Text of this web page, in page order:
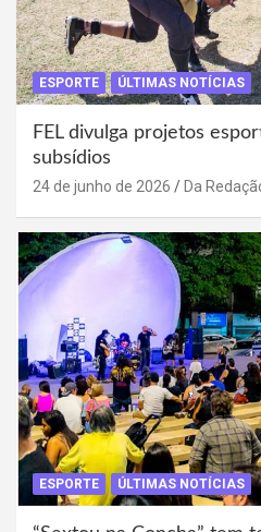
ESPORTE ÚLTIMAS NOTÍCIAS
FEL divulga projetos
subsídios
24 de junho de 2026 Da
ESPORTE ÚLTIMAS NOTÍCIAS